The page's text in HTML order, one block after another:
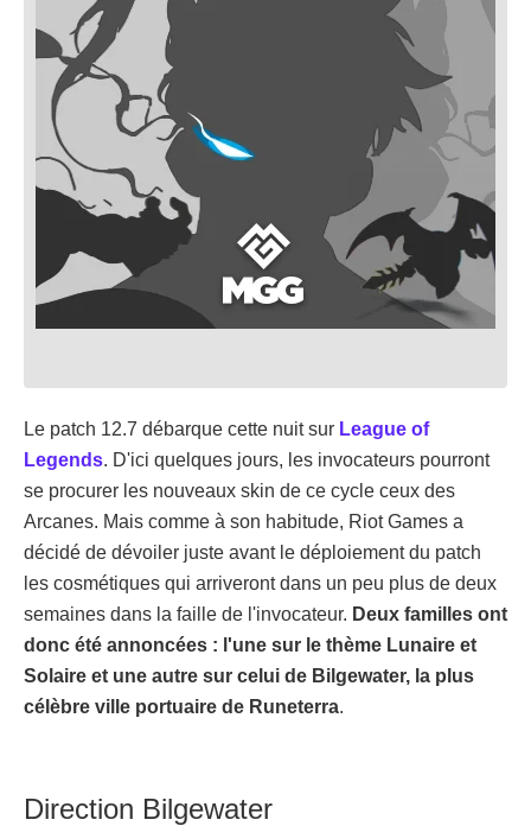
Le patch 12.7 débarque cette nuit sur League of
Legends. D'ici quelques jours, les invocateurs pourront
se procurer les nouveaux skin de ce cycle ceux des
Arcanes. Mais comme à son habitude, Riot Games a
décidé de dévoiler juste avant le déploiement du patch
les cosmétiques qui arriveront dans un peu plus de deux
semaines dans la faille de l'invocateur. Deux familles ont
donc été annoncées : l'une sur le thème Lunaire et
Solaire et une autre sur celui de Bilgewater, la plus
célèbre ville portuaire de Runeterra.
Direction Bilgewater